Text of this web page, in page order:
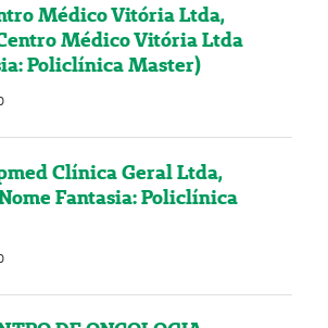
Médico Vitória Ltda,
Médico Vitória Ltda
Policlínica Master)
Clínica Geral Ltda,
Fantasia: Policlínica